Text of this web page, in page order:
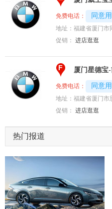
免费电话： 同意
地址： 福建省厦门市
促销： 进店逛逛
F 厦门星德宝
免费电话： 同意
地址： 福建省厦门市
促销： 进店逛逛
热门报道